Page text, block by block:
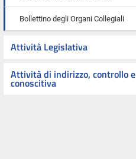
Bollettino degli Organi Collegiali
Attività Legislativa
Attività di indirizzo, controllo e
conoscitiva